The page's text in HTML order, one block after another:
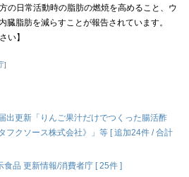
の日常活動時の脂肪の燃焼を高めること、ウ
臓脂肪を減らすことが報告されています。
い】
出更新「りんご果汁だけでつくった腸活酢
フクソース株式会社》」等 [ 追加24件 / 合計
品 更新情報/消費者庁 [ 25件 ]